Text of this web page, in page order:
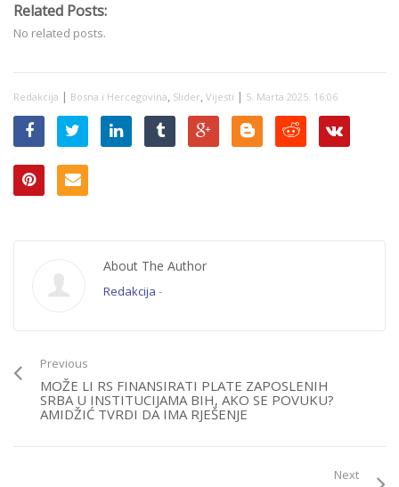
Related Posts:
No related posts.
Redakcija | Bosna i Hercegovina, Slider, Vijesti | 5. Marta 2025. 16:06
About The Author
Redakcija -
Previous
MOŽE LI RS FINANSIRATI PLATE ZAPOSLENIH
SRBA U INSTITUCIJAMA BIH, AKO SE POVUKU?
AMIDŽIĆ TVRDI DA IMA RJEŠENJE
Next